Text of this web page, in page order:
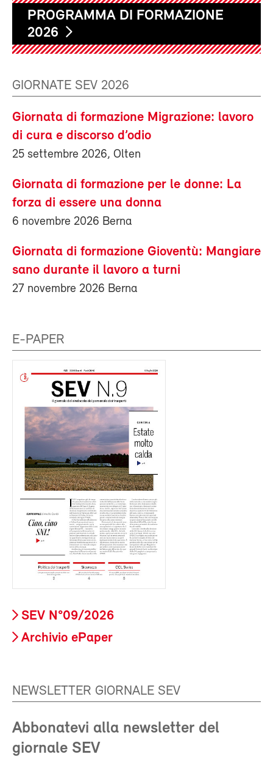
PROGRAMMA DI FORMAZIONE
2026
GIORNATE SEV 2026
Giornata di formazione Migrazione: lavoro
di cura e discorso d’odio
25 settembre 2026, Olten
Giornata di formazione per le donne: La
forza di essere una donna
6 novembre 2026 Berna
Giornata di formazione Gioventù: Mangiare
sano durante il lavoro a turni
27 novembre 2026 Berna
E-PAPER
SEV N°09/2026
Archivio ePaper
NEWSLETTER GIORNALE SEV
Abbonatevi alla newsletter del
giornale SEV